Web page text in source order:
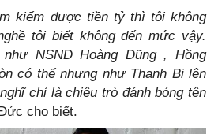
kiếm được tiền tỷ thì tôi không
tôi biết không đến mức vậy.
NSND Hoàng Dũng , Hồng
có thể nhưng như Thanh Bi lên
chỉ là chiêu trò đánh bóng tên
cho biết.